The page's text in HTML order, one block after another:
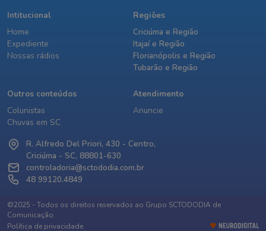
Intitucional
Home
Expediente
Nossas rádios
Regiões
Criciúma e Região
Itajaí e Região
Florianópolis e Região
Tubarão e Região
Outros conteúdos
Colunistas
Chuvas em SC
Atendimento
Anuncie
R. Alfredo Del Priori, 430 - Centro,
Criciúma - SC, 88801-630
controladoria@sctododia.com.br
48 99120.4849
©2025 - Todos os direitos reservados ao Grupo SCTODODIA de
Comunicação.
Política de privacidade